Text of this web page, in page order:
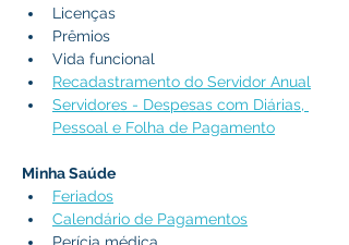
Licenças
Prêmios
Vida funcional
Recadastramento do Servidor Anual
Servidores - Despesas com Diárias,
Pessoal e Folha de Pagamento
Minha Saúde
Feriados
Calendário de Pagamentos